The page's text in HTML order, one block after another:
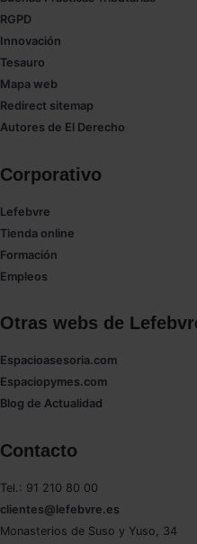
las que sean
Saber más acerca de las
RGPD
Innovación
Tesauro
Mapa web
Redirect sitemap
Autores de El Derecho
Corporativo
Lefebvre
Tienda online
Formación
Empleos
Otras webs de
Espacioasesoria.com
Espaciopymes.com
Blog de Actualidad
Contacto
Tel.: 91 210 80 00
clientes@lefebvre.es
Monasterios de Suso y Yuso, 34